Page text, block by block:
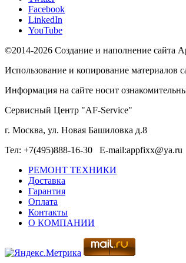
Facebook
LinkedIn
YouTube
©2014-2026 Создание и наполнение сайта
Использование и копирование материалов
Информация на сайте носит
Сервисный Центр "AF-Service"
г. Москва, ул. Новая Башиловка д.8
Тел: +7(495)888-16-30 E-mail:appfixx@ya.ru
РЕМОНТ ТЕХНИКИ
Доставка
Гарантия
Оплата
Контакты
О КОМПАНИИ